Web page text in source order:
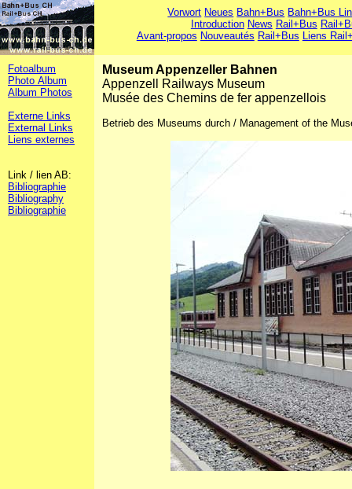
Vorwort Neues Bahn+Bus Bahn+Bus
Introduction News Rail+Bus
Avant-propos Nouveautés Rail+Bus Liens
Fotoalbum
Photo Album
Album Photos
Externe Links
External Links
Liens externes
Link / lien AB:
Bibliographie
Bibliography
Bibliographie
Museum Appenzeller Bahnen
Appenzell Railways Museum
Musée des Chemins de fer appenzellois
Betrieb des Museums durch / Management of the